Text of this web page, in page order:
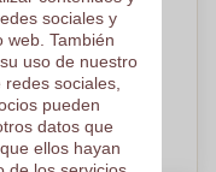
- Alcalá del
sociales y
web. También
uso de nuestro
sociales,
pueden
datos que
ellos hayan